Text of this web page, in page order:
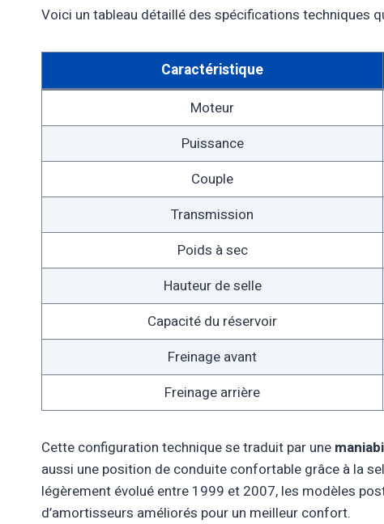
Voici un tableau détaillé des spécifications techniques
Caractéristique
Moteur
Puissance
Couple
Transmission
Poids à sec
Hauteur de selle
Capacité du réservoir
Freinage avant
Freinage arrière
Cette configuration technique se traduit par une
aussi une position de conduite confortable grâce à la
légèrement évolué entre 1999 et 2007, les modèles
d’amortisseurs améliorés pour un meilleur confort.